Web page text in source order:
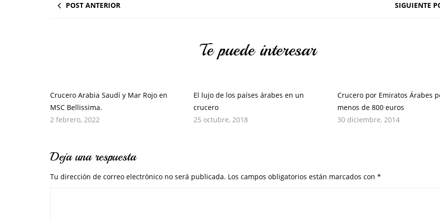
POST ANTERIOR SIGUIENTE
Te puede interesar
Crucero Arabia Saudí y Mar Rojo en
MSC Bellissima.
2 febrero, 2022
El lujo de los países árabes en un
crucero
25 octubre, 2018
Crucero por Emiratos Árabes
menos de 800 euros
30 diciembre, 2014
Deja una respuesta
Tu dirección de correo electrónico no será publicada. Los campos obligatorios están marcados con *